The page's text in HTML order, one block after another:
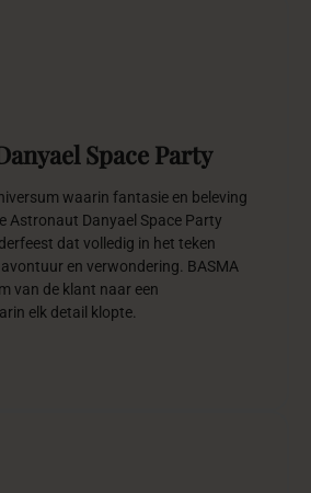
Space Party
waarin fantasie en beleving
Astronaut Danyael Space Party
dat volledig in het teken
en verwondering. BASMA
van de klant naar een
elk detail klopte.